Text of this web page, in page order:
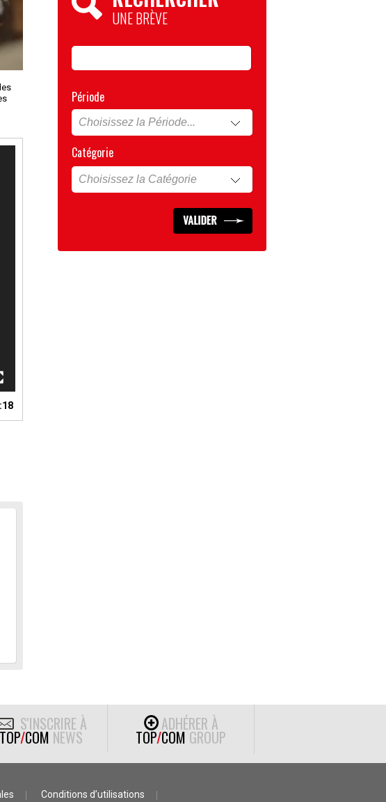
UNE BRÈVE
Période
Catégorie
S'INSCRIRE À
TOP/COM NEWS
ADHÉRER À
TOP/COM GROUP
Conditions d’utilisations